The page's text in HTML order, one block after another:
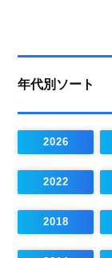
年代別ソート
2026
2022
2018